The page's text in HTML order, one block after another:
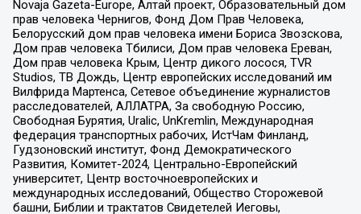
Novaja Gazeta-Europe, Алтай проект, Образовательный дом
прав человека Чернигов, Фонд Дом Прав Человека,
Белорусский дом прав человека имени Бориса Звозскова,
Дом прав человека Тбилиси, Дом прав человека Ереван,
Дом прав человека Крым, Центр дикого лосося, TVR
Studios, ТВ Дождь, Центр европейских исследований им
Вилфрида Мартенса, Сетевое объединение журналистов
расследователей, АЛЛАТРА, За свободную Россию,
Свободная Бурятия, Uralic, UnKremlin, Международная
федерация транспортных рабочих, ИстЧам Финланд,
Гудзоновский институт, Фонд Демократического
Развития, Комитет-2024, Центрально-Европейский
университет, Центр восточноевропейских и
международных исследований, Общество Сторожевой
башни, Библии и трактатов Свидетелей Иеговы,